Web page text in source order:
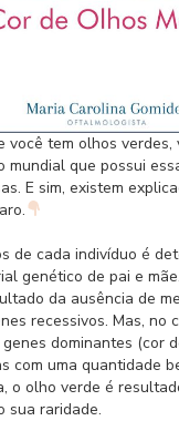
você tem olhos
mundial que possui
E sim, existem
de cada indivíduo é
genético de pai e
da ausência de
recessivos. Mas, no
dominantes (cor
com uma quantidade
o olho verde é
sua raridade.⁣